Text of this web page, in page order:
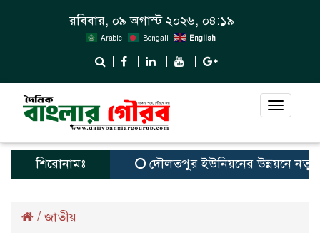
রবিবার, ০৯ অগাস্ট ২০২৬, ০৪:১৯
Arabic Bengali English
Toggle
শিরোনামঃ দৌলতপুর ইউনিয়নের উন্নয়নে নতুন
/জাতীয়